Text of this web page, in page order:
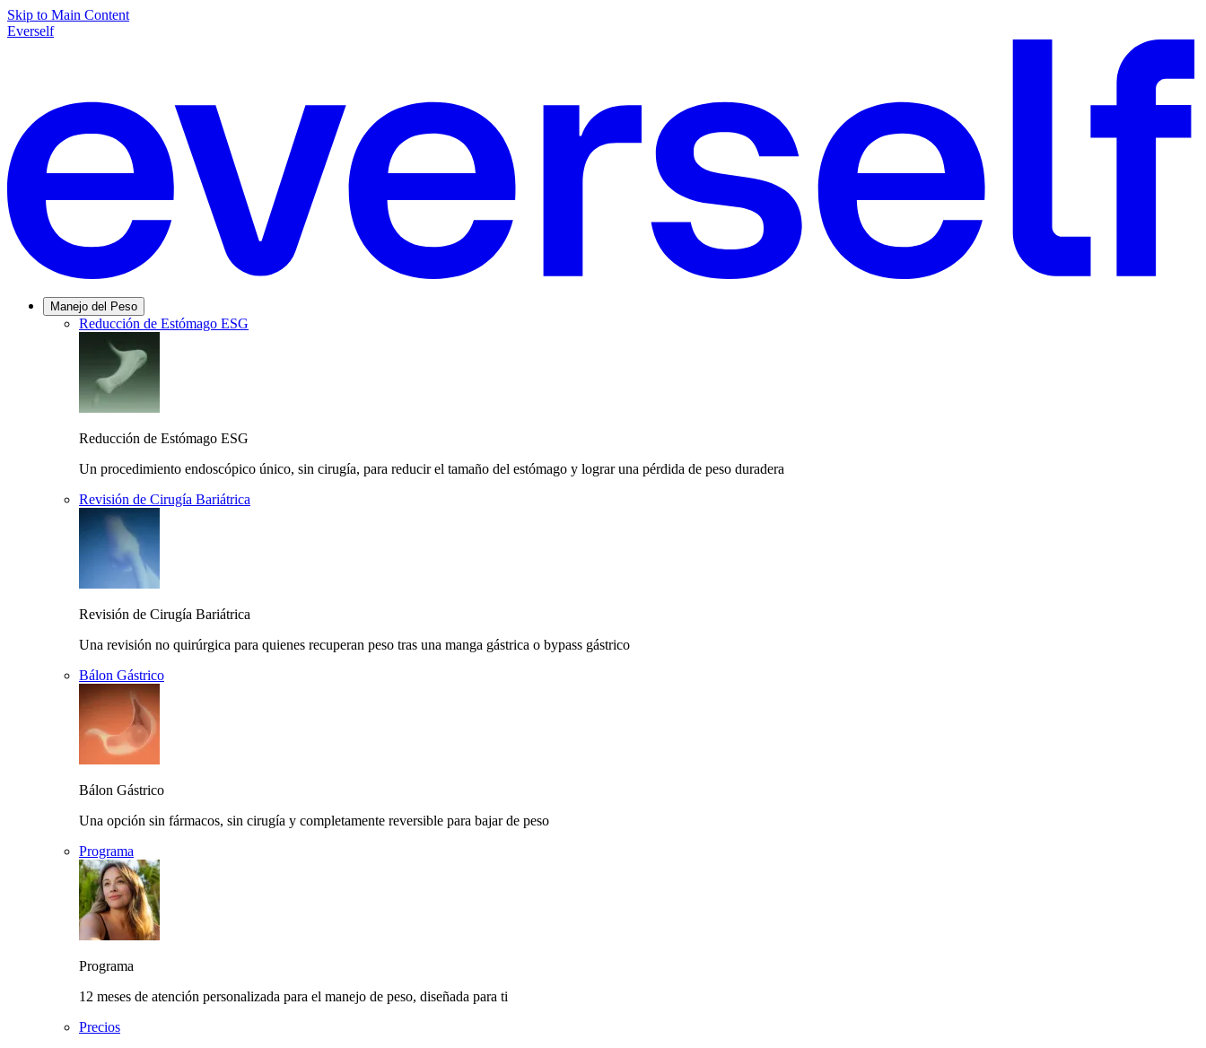
Skip to Main Content
Everself
Manejo del Peso
Reducción de Estómago ESG
Reducción de Estómago ESG
Un procedimiento endoscópico único, sin cirugía, para reducir el tamaño del estómago y lograr una pérdida de peso duradera
Revisión de Cirugía Bariátrica
Revisión de Cirugía Bariátrica
Una revisión no quirúrgica para quienes recuperan peso tras una manga gástrica o bypass gástrico
Bálon Gástrico
Bálon Gástrico
Una opción sin fármacos, sin cirugía y completamente reversible para bajar de peso
Programa
Programa
12 meses de atención personalizada para el manejo de peso, diseñada para ti
Precios